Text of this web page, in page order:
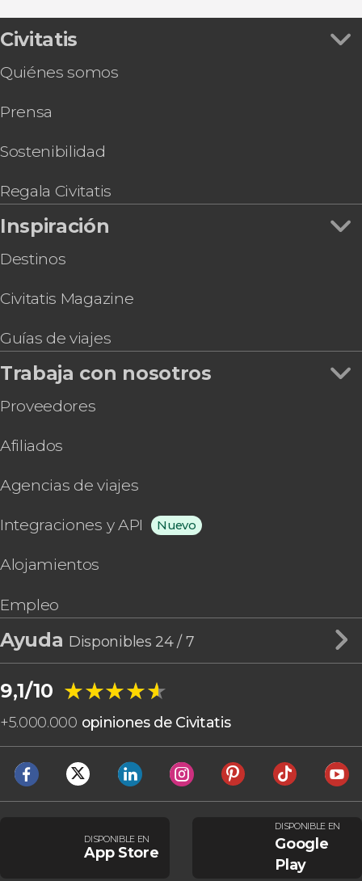
Civitatis
Quiénes somos
Prensa
Sostenibilidad
Regala Civitatis
Inspiración
Destinos
Civitatis Magazine
Guías de viajes
Trabaja con nosotros
Proveedores
Afiliados
Agencias de viajes
Integraciones y API Nuevo
Alojamientos
Empleo
Ayuda Disponibles 24 / 7
9,1/10 ★★★★★
★★★★★
+5.000.000 opiniones de Civitatis
DISPONIBLE EN
App Store
DISPONIBLE EN
Google
Play